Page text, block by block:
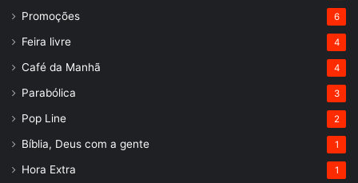
Promoções 6
Feira livre 4
Café da Manhã 4
Parabólica 3
Pop Line 2
Bíblia, Deus com a gente 1
Hora Extra 1